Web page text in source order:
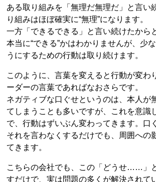
ある取り組みを「無理だ無理だ」と言い
り組みはほぼ確実に“無理”になります。
一方「できるできる」と言い続けたから
本当に“できる”かはわかりませんが、少
うにするための行動は取り続けます。
このように、言葉を変えると行動が変わ
ーダーの言葉であればなおさらです。
ネガティブな口ぐせというのは、本人が
てしまうことも多いですが、これを意識
で、行動はずいぶん変わってきます。口
それを言わなくするだけでも、周囲への
てきます。
こちらの会社でも、この「どうせ……」
すだけで、実は問題の多くが解決されて